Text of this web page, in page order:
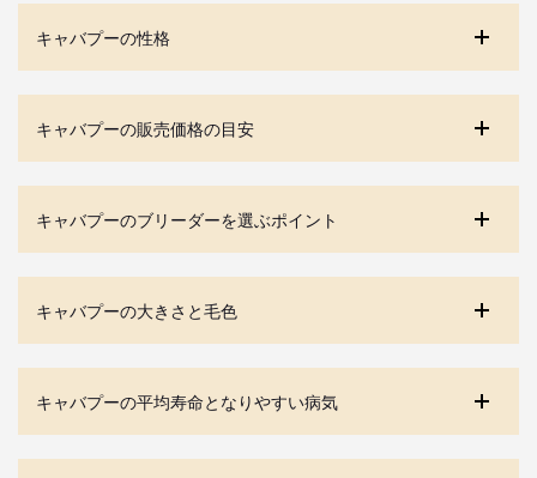
キャバプーの性格
キャバプーの販売価格の目安
キャバプーのブリーダーを選ぶポイント
キャバプーの大きさと毛色
キャバプーの平均寿命となりやすい病気